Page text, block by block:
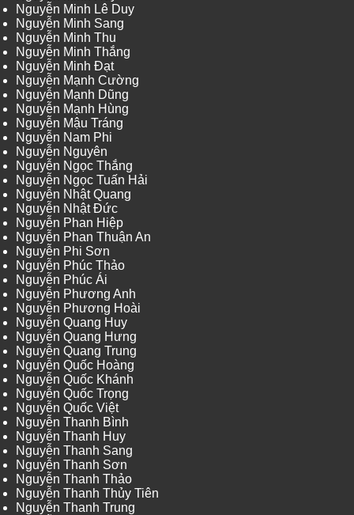
Nguyễn Minh Lê Duy
Nguyễn Minh Sang
Nguyễn Minh Thu
Nguyễn Minh Thắng
Nguyễn Minh Đạt
Nguyễn Mạnh Cường
Nguyễn Mạnh Dũng
Nguyễn Mạnh Hùng
Nguyễn Mậu Tráng
Nguyễn Nam Phi
Nguyễn Nguyên
Nguyễn Ngọc Thắng
Nguyễn Ngọc Tuấn Hải
Nguyễn Nhật Quang
Nguyễn Nhật Đức
Nguyễn Phan Hiệp
Nguyễn Phan Thuận An
Nguyễn Phi Sơn
Nguyễn Phúc Thảo
Nguyễn Phúc Ái
Nguyễn Phương Anh
Nguyễn Phương Hoài
Nguyễn Quang Huy
Nguyễn Quang Hưng
Nguyễn Quang Trung
Nguyễn Quốc Hoàng
Nguyễn Quốc Khánh
Nguyễn Quốc Trọng
Nguyễn Quốc Việt
Nguyễn Thanh Bình
Nguyễn Thanh Huy
Nguyễn Thanh Sang
Nguyễn Thanh Sơn
Nguyễn Thanh Thảo
Nguyễn Thanh Thủy Tiên
Nguyễn Thanh Trung